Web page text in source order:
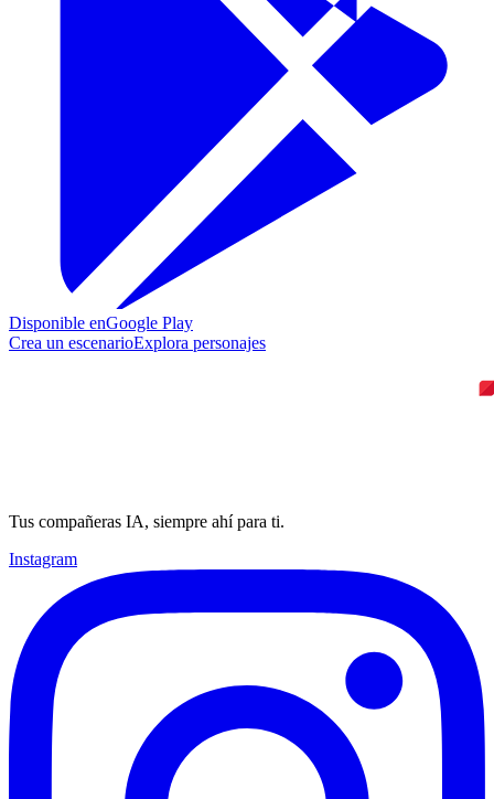
Disponible enGoogle Play
Crea un escenarioExplora personajes
Tus compañeras IA, siempre ahí para ti.
Instagram